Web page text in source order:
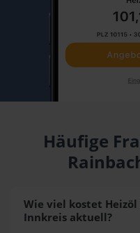
Häufige
Wie viel kostet
Innkreis aktuell?